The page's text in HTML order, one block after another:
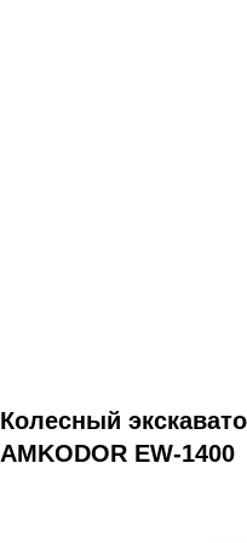
Колесный
AMKODOR EW-1400